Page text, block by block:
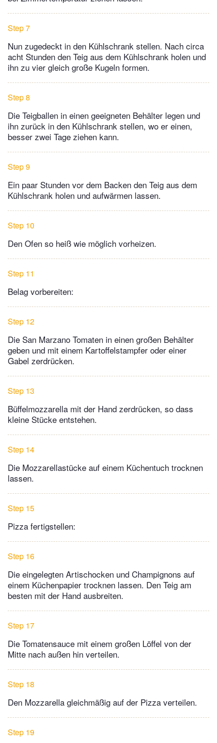
Step 7
Nun zugedeckt in den Kühlschrank stellen. Nach circa
acht Stunden den Teig aus dem Kühlschrank holen und
ihn zu vier gleich große Kugeln formen.
Step 8
Die Teigballen in einen geeigneten Behälter legen und
ihn zurück in den Kühlschrank stellen, wo er einen,
besser zwei Tage ziehen kann.
Step 9
Ein paar Stunden vor dem Backen den Teig aus dem
Kühlschrank holen und aufwärmen lassen.
Step 10
Den Ofen so heiß wie möglich vorheizen.
Step 11
Belag vorbereiten:
Step 12
Die San Marzano Tomaten in einen großen Behälter
geben und mit einem Kartoffelstampfer oder einer
Gabel zerdrücken.
Step 13
Büffelmozzarella mit der Hand zerdrücken, so dass
kleine Stücke entstehen.
Step 14
Die Mozzarellastücke auf einem Küchentuch trocknen
lassen.
Step 15
Pizza fertigstellen:
Step 16
Die eingelegten Artischocken und Champignons auf
einem Küchenpapier trocknen lassen. Den Teig am
besten mit der Hand ausbreiten.
Step 17
Die Tomatensauce mit einem großen Löffel von der
Mitte nach außen hin verteilen.
Step 18
Den Mozzarella gleichmäßig auf der Pizza verteilen.
Step 19